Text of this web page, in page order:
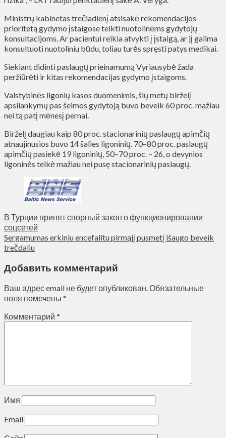
Ministrų kabinetas trečiadienį atsisakė rekomendacijos
prioritetą gydymo įstaigose teikti nuotolinėms gydytojų
konsultacijoms. Ar pacientui reikia atvykti į įstaigą, ar jį galima
konsultuoti nuotoliniu būdu, toliau turės spręsti patys medikai.
Siekiant didinti paslaugų prieinamumą Vyriausybė žada
peržiūrėti ir kitas rekomendacijas gydymo įstaigoms.
Valstybinės ligonių kasos duomenimis, šių metų birželį
apsilankymų pas šeimos gydytoją buvo beveik 60 proc. mažiau
nei tą patį mėnesį pernai.
Birželį daugiau kaip 80 proc. stacionarinių paslaugų apimčių
atnaujinusios buvo 14 šalies ligoninių. 70–80 proc. paslaugų
apimčių pasiekė 19 ligoninių, 50–70 proc. – 26, o devynios
ligoninės teikė mažiau nei pusę stacionarinių paslaugų.
В Турции принят спорный закон о функционировании
соцсетей
Sergamumas erkiniu encefalitu pirmąjį pusmetį išaugo beveik
trečdaliu
Добавить комментарий
Ваш адрес email не будет опубликован.Обязательные
поля помечены *
Комментарий *
Имя
Email